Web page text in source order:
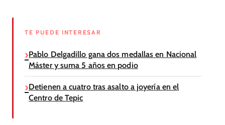
TE PUEDE INTERESAR
Pablo Delgadillo gana dos medallas en Nacional
Máster y suma 5 años en podio
Detienen a cuatro tras asalto a joyería en el
Centro de Tepic